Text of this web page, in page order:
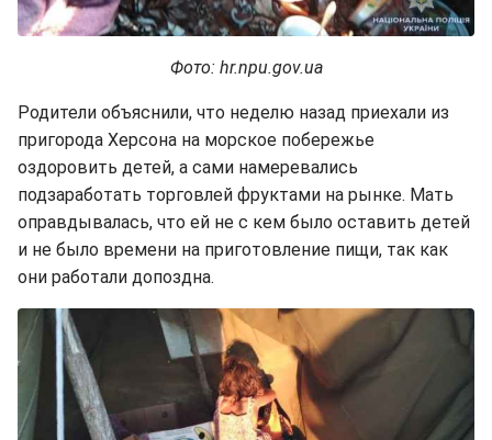
Фото: hr.npu.gov.ua
Родители объяснили, что неделю назад приехали из
пригорода Херсона на морское побережье
оздоровить детей, а сами намеревались
подзаработать торговлей фруктами на рынке. Мать
оправдывалась, что ей не с кем было оставить детей
и не было времени на приготовление пищи, так как
они работали допоздна.